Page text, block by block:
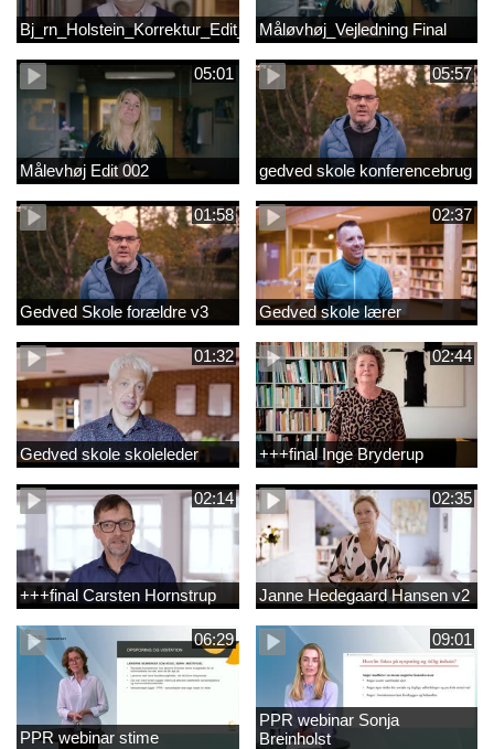
Måløvhøj_Vejledning Final
05:01
Målevhøj Edit 002
05:57
gedved skole konferencebrug
01:58
Gedved Skole forældre v3
02:37
Gedved skole lærer
01:32
Gedved skole skoleleder
02:44
+++final Inge Bryderup
02:14
+++final Carsten Hornstrup
02:35
Janne Hedegaard Hansen v2
06:29
PPR webinar stime
09:01
PPR webinar Sonja
Breinholst